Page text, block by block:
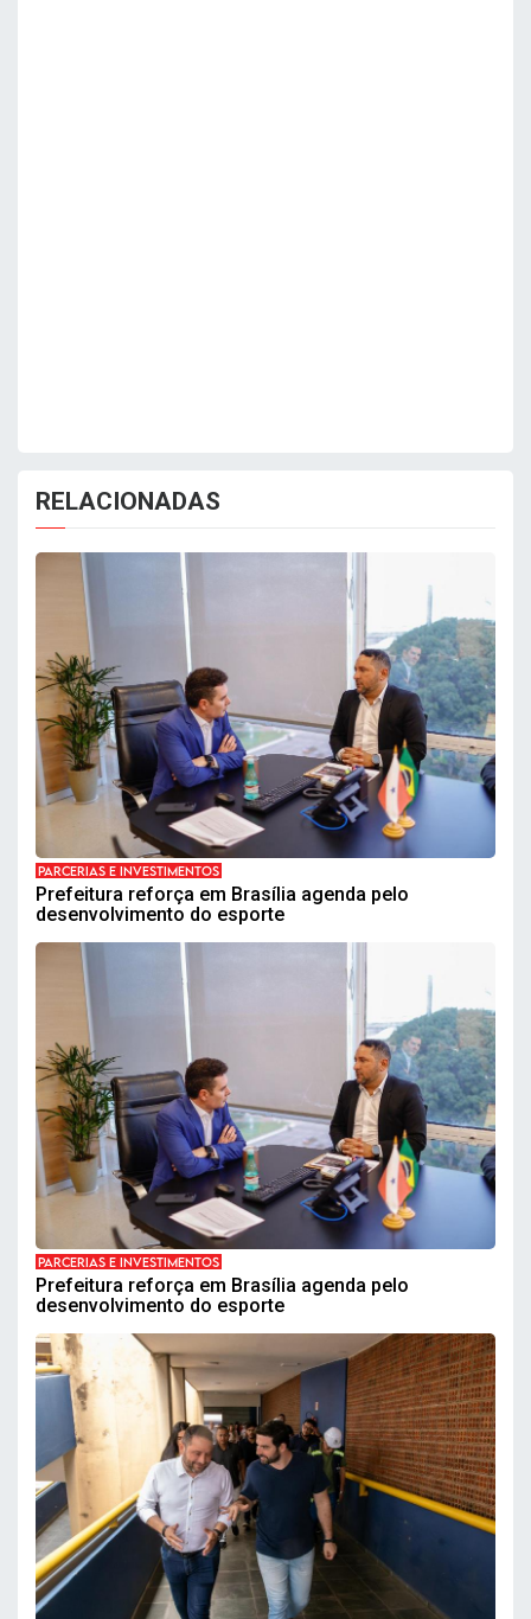
RELACIONADAS
PARCERIAS E INVESTIMENTOS
Prefeitura reforça em Brasília agenda pelo
desenvolvimento do esporte
PARCERIAS E INVESTIMENTOS
Prefeitura reforça em Brasília agenda pelo
desenvolvimento do esporte